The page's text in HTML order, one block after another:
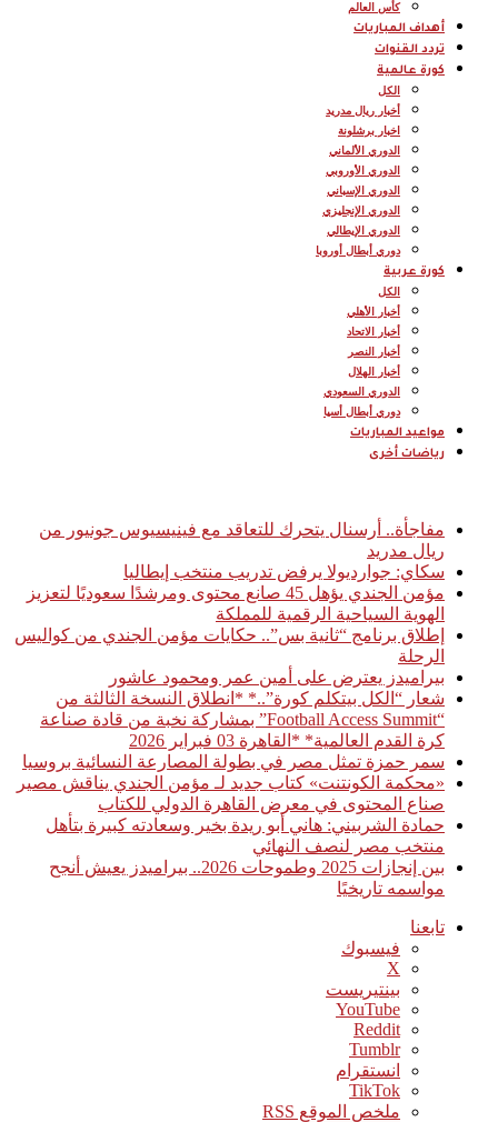
كأس العالم
أهداف المباريات
تردد القنوات
كورة عالمية
الكل
أخبار ريال مدريد
اخبار برشلونة
الدوري الألماني
الدوري الأوروبي
الدوري الإسباني
الدوري الإنجليزي
الدوري الإيطالي
دوري أبطال أوروبا
كورة عربية
الكل
أخبار الأهلي
أخبار الاتحاد
أخبار النصر
أخبار الهلال
الدوري السعودي
دوري أبطال أسيا
مواعيد المباريات
رياضات أخرى
مفاجأة.. أرسنال يتحرك للتعاقد مع فينيسيوس جونيور من
ريال مدريد
سكاي: جوارديولا يرفض تدريب منتخب إيطاليا
مؤمن الجندي يؤهل 45 صانع محتوى ومرشدًا سعوديًا لتعزيز
الهوية السياحية الرقمية للمملكة
إطلاق برنامج “ثانية بس”.. حكايات مؤمن الجندي من كواليس
الرحلة
بيراميدز يعترض على أمين عمر ومحمود عاشور
شعار “الكل بيتكلم كورة”..* *انطلاق النسخة الثالثة من
“Football Access Summit” بمشاركة نخبة من قادة صناعة
كرة القدم العالمية* *القاهرة 03 فبراير 2026
سمر حمزة تمثل مصر في بطولة المصارعة النسائية بروسيا
«محكمة الكونتنت» كتاب جديد لـ مؤمن الجندي يناقش مصير
صناع المحتوى في معرض القاهرة الدولي للكتاب
حمادة الشربيني: هاني أبو ريدة بخير وسعادته كبيرة بتأهل
منتخب مصر لنصف النهائي
بين إنجازات 2025 وطموحات 2026.. بيراميدز يعيش أنجح
مواسمه تاريخيًا
تابعنا
فيسبوك
‫X
بينتيريست
‫YouTube
انستقرام
‫TikTok
ملخص الموقع RSS